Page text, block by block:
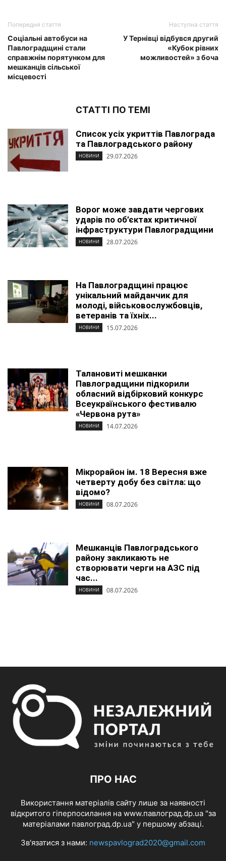
Попередня стаття
Соціальні автобуси на
Павлоградщині стали
справжнім порятунком для
мешканців сільської
місцевості
Наступна стаття
У Тернівці відбувся другий
«Кубок рівних
можливостей» з боча
СТАТТІ ПО ТЕМІ
Список усіх укриттів Павлограда
та Павлоградського району
НОВИНИ 29.07.2026
Ворог може завдати чергових
ударів по об’єктах критичної
інфраструктури Павлоградщини
НОВИНИ 28.07.2026
На Павлоградщині працює
унікальний майданчик для
молоді, військовослужбовців,
ветеранів та їхніх...
НОВИНИ 15.07.2026
Талановиті мешканки
Павлоградщини підкорили
обласний відбірковий конкурс
Всеукраїнського фестивалю
«Червона рута»
НОВИНИ 14.07.2026
Мікрорайон ім. 18 Вересня вже
четверту добу без світла: що
відомо?
НОВИНИ 08.07.2026
Мешканців Павлоградського
району закликають не
створювати черги на АЗС під
час...
НОВИНИ 08.07.2026
ПРО НАС
Використання матеріалів сайту лише за наявності
відкритого гіперпосилання на www.павлоград.dp.ua "за
матеріалами павлоград.dp.ua" у першому абзаці.
Зв'язатися з нами: newspavlograd2020@gmail.com